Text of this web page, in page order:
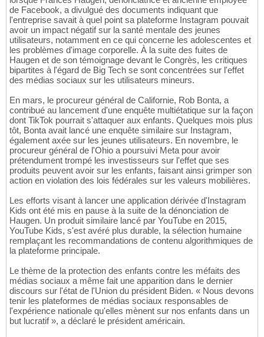
de Facebook, a divulgué des documents indiquant que
l'entreprise savait à quel point sa plateforme Instagram pouvait
avoir un impact négatif sur la santé mentale des jeunes
utilisateurs, notamment en ce qui concerne les adolescentes et
les problèmes d'image corporelle. À la suite des fuites de
Haugen et de son témoignage devant le Congrès, les critiques
bipartites à l'égard de Big Tech se sont concentrées sur l'effet
des médias sociaux sur les utilisateurs mineurs.
En mars, le procureur général de Californie, Rob Bonta, a
contribué au lancement d'une enquête multiétatique sur la façon
dont TikTok pourrait s'attaquer aux enfants. Quelques mois plus
tôt, Bonta avait lancé une enquête similaire sur Instagram,
également axée sur les jeunes utilisateurs. En novembre, le
procureur général de l'Ohio a poursuivi Meta pour avoir
prétendument trompé les investisseurs sur l'effet que ses
produits peuvent avoir sur les enfants, faisant ainsi grimper son
action en violation des lois fédérales sur les valeurs mobilières.
Les efforts visant à lancer une application dérivée d'Instagram
Kids ont été mis en pause à la suite de la dénonciation de
Haugen. Un produit similaire lancé par YouTube en 2015,
YouTube Kids, s'est avéré plus durable, la sélection humaine
remplaçant les recommandations de contenu algorithmiques de
la plateforme principale.
Le thème de la protection des enfants contre les méfaits des
médias sociaux a même fait une apparition dans le dernier
discours sur l'état de l'Union du président Biden. « Nous devons
tenir les plateformes de médias sociaux responsables de
l'expérience nationale qu'elles mènent sur nos enfants dans un
but lucratif », a déclaré le président américain.